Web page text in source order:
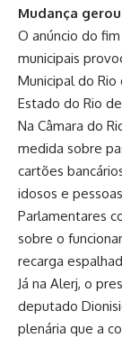
Mudança
O anúncio do
municipais
Municipal do
Estado do Rio
Na Câmara do
medida sobre
cartões
idosos e
Parlamentares
sobre o
recarga
Já na Alerj, o
deputado
plenária que a